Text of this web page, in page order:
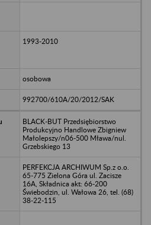
1993-2010
osobowa
992700/610A/20/2012/SAK
BLACK-BUT Przedsiębiorstwo
Produkcyjno Handlowe Zbigniew
Małolepszy/n06-500 Mława/nul.
Grzebskiego 13
PERFEKCJA ARCHIWUM Sp.z o.o.
65-775 Zielona Góra ul. Zacisze
16A, Składnica akt: 66-200
Świebodzin, ul. Wałowa 26, tel. (68)
38-22-115